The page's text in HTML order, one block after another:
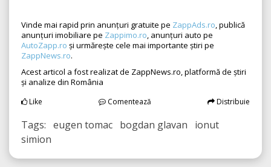
Vinde mai rapid prin anunțuri gratuite pe ZappAds.ro, publică
anunțuri imobiliare pe Zappimo.ro, anunțuri auto pe
AutoZapp.ro și urmărește cele mai importante știri pe
ZappNews.ro.
Acest articol a fost realizat de ZappNews.ro, platformă de știri
și analize din România
Like Comentează Distribuie
Tags: eugen tomac bogdan glavan ionut
simion